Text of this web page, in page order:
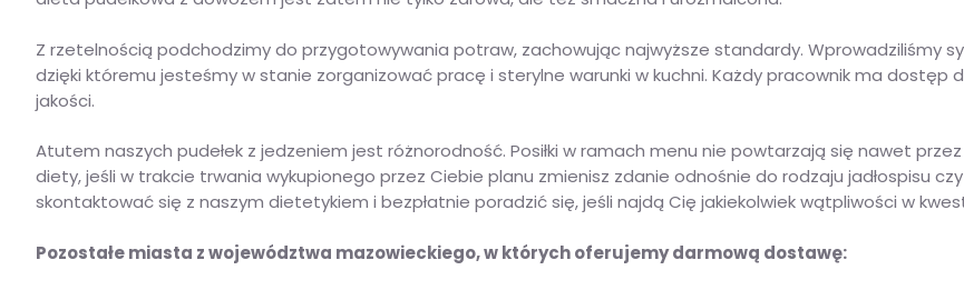
Z rzetelnością podchodzimy do przygotowywania potraw, zachowując najwyższe standardy. Wprowadziliśmy
dzięki któremu jesteśmy w stanie zorganizować pracę i sterylne warunki w kuchni. Każdy pracownik ma dostęp
jakości.
Atutem naszych pudełek z jedzeniem jest różnorodność. Posiłki w ramach menu nie powtarzają się nawet
diety, jeśli w trakcie trwania wykupionego przez Ciebie planu zmienisz zdanie odnośnie do rodzaju jadłospisu
skontaktować się z naszym dietetykiem i bezpłatnie poradzić się, jeśli najdą Cię jakiekolwiek wątpliwości w
Pozostałe miasta z województwa mazowieckiego, w których oferujemy darmową dostawę: